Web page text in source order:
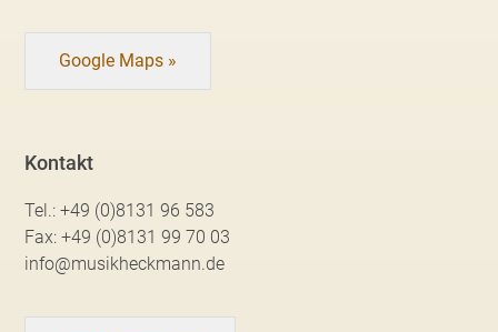
Google Maps »
Kontakt
Tel.:+49 (0)8131 96 583
Fax:+49 (0)8131 99 70 03
info@musikheckmann.de